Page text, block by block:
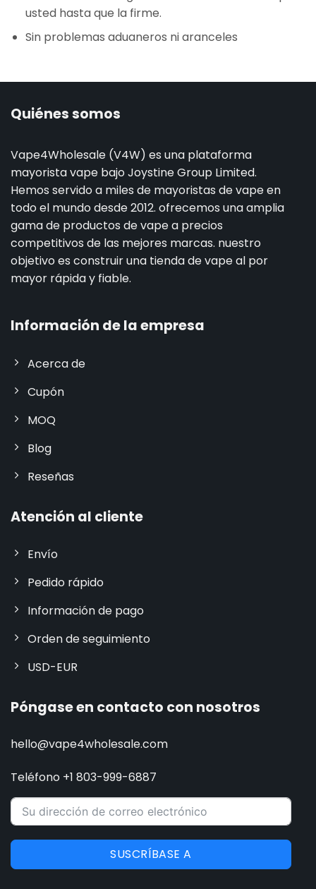
usted hasta que la firme.
Sin problemas aduaneros ni aranceles
Quiénes somos
Vape4Wholesale (V4W) es una plataforma
mayorista vape bajo Joystine Group Limited.
Hemos servido a miles de mayoristas de vape en
todo el mundo desde 2012. ofrecemos una amplia
gama de productos de vape a precios
competitivos de las mejores marcas. nuestro
objetivo es construir una tienda de vape al por
mayor rápida y fiable.
Información de la empresa
Acerca de
Cupón
MOQ
Blog
Reseñas
Atención al cliente
Envío
Pedido rápido
Información de pago
Orden de seguimiento
USD-EUR
Póngase en contacto con nosotros
hello@vape4wholesale.com
Teléfono +1 803-999-6887
SUSCRÍBASE A